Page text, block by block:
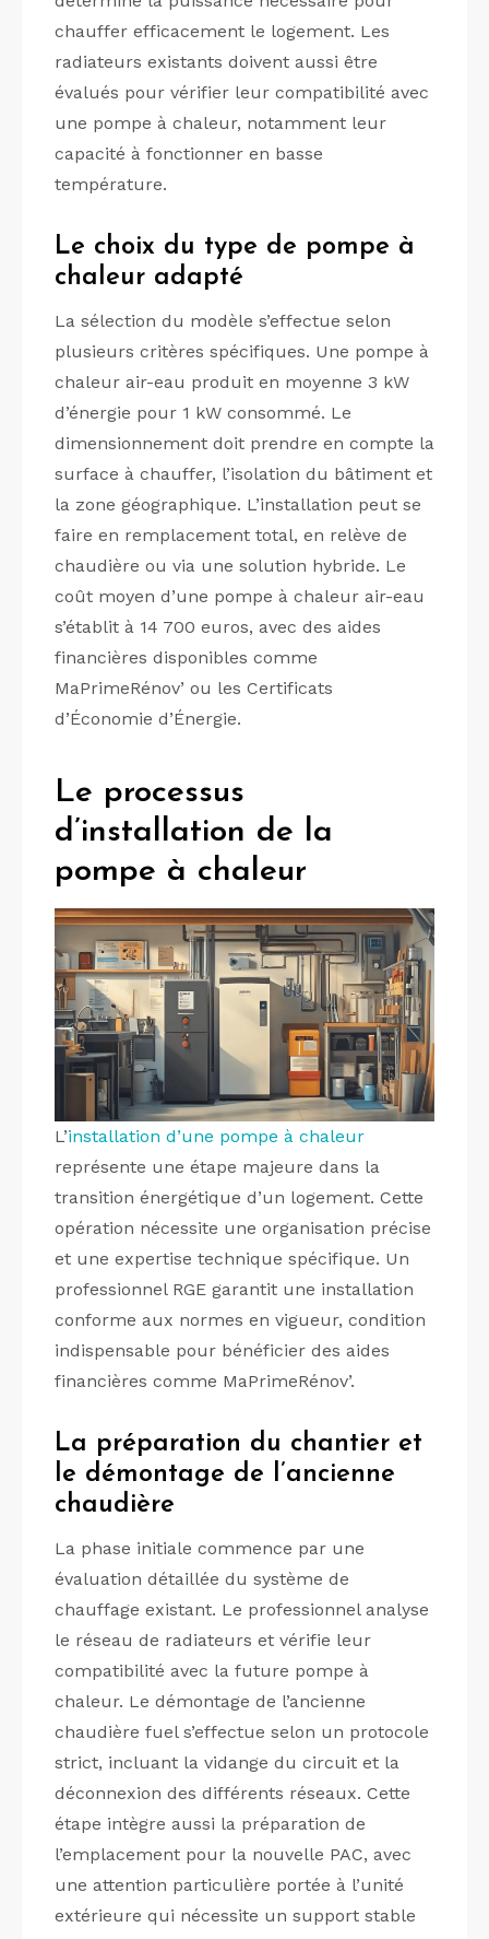
chauffer efficacement le logement. Les
radiateurs existants doivent aussi être
évalués pour vérifier leur compatibilité avec
une pompe à chaleur, notamment leur
capacité à fonctionner en basse
température.
Le choix du type de pompe à
chaleur adapté
La sélection du modèle s’effectue selon
plusieurs critères spécifiques. Une pompe à
chaleur air-eau produit en moyenne 3 kW
d’énergie pour 1 kW consommé. Le
dimensionnement doit prendre en compte la
surface à chauffer, l’isolation du bâtiment et
la zone géographique. L’installation peut se
faire en remplacement total, en relève de
chaudière ou via une solution hybride. Le
coût moyen d’une pompe à chaleur air-eau
s’établit à 14 700 euros, avec des aides
financières disponibles comme
MaPrimeRénov’ ou les Certificats
d’Économie d’Énergie.
Le processus
d’installation de la
pompe à chaleur
L’installation d’une pompe à chaleur
représente une étape majeure dans la
transition énergétique d’un logement. Cette
opération nécessite une organisation précise
et une expertise technique spécifique. Un
professionnel RGE garantit une installation
conforme aux normes en vigueur, condition
indispensable pour bénéficier des aides
financières comme MaPrimeRénov’.
La préparation du chantier et
le démontage de l’ancienne
chaudière
La phase initiale commence par une
évaluation détaillée du système de
chauffage existant. Le professionnel analyse
le réseau de radiateurs et vérifie leur
compatibilité avec la future pompe à
chaleur. Le démontage de l’ancienne
chaudière fuel s’effectue selon un protocole
strict, incluant la vidange du circuit et la
déconnexion des différents réseaux. Cette
étape intègre aussi la préparation de
l’emplacement pour la nouvelle PAC, avec
une attention particulière portée à l’unité
extérieure qui nécessite un support stable